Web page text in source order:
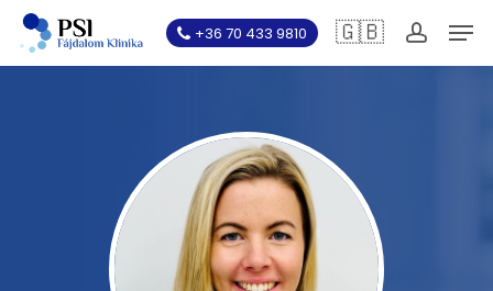
Skip
main
+36 70 433 9810 🇬🇧